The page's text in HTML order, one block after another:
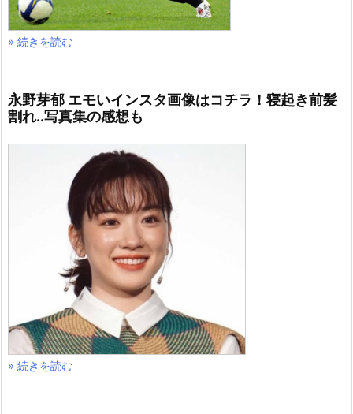
» 続きを読む
永野芽郁 エモいインスタ画像はコチラ！寝起き前髪
割れ..写真集の感想も
» 続きを読む